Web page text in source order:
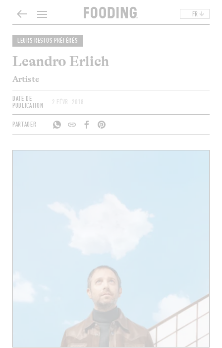
FR
LEURS RESTOS PRÉFÉRÉS
Leandro Erlich
Artiste
DATE DE
PUBLICATION
2 FÉVR. 2018
PARTAGER